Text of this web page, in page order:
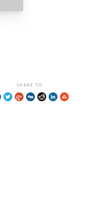
SHARE TO: